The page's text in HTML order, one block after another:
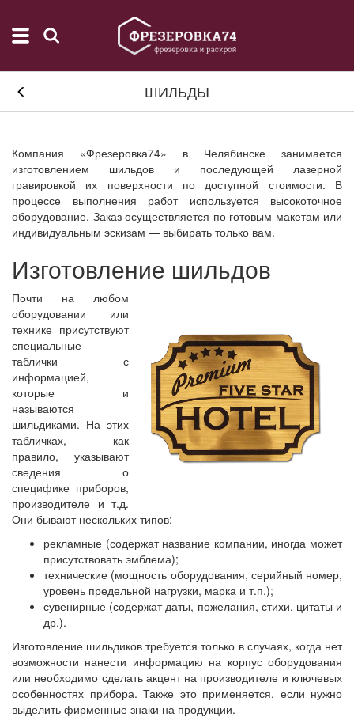
ШИЛЬДЫ
Компания «Фрезеровка74» в Челябинске занимается
изготовлением шильдов и последующей лазерной
гравировкой их поверхности по доступной стоимости. В
процессе выполнения работ используется высокоточное
оборудование. Заказ осуществляется по готовым макетам или
индивидуальным эскизам — выбирать только вам.
Изготовление шильдов
Почти на любом
оборудовании или
технике присутствуют
специальные
таблички с
информацией,
которые и
называются
шильдиками. На этих
табличках, как
правило, указывают
сведения о
специфике приборов,
производителе и т.д.
Они бывают нескольких типов:
рекламные (содержат название компании, иногда может
присутствовать эмблема);
технические (мощность оборудования, серийный номер,
уровень предельной нагрузки, марка и т.п.);
сувенирные (содержат даты, пожелания, стихи, цитаты и
др.).
Изготовление шильдиков требуется только в случаях, когда нет
возможности нанести информацию на корпус оборудования
или необходимо сделать акцент на производителе и ключевых
особенностях прибора. Также это применяется, если нужно
выделить фирменные знаки на продукции.